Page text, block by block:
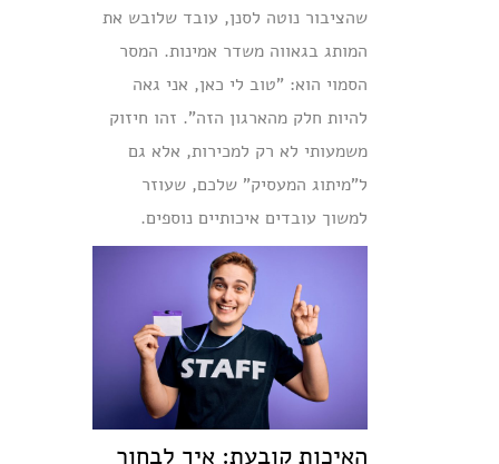
שהציבור נוטה לסנן, עובד שלובש את
המותג בגאווה משדר אמינות. המסר
הסמוי הוא: "טוב לי כאן, אני גאה
להיות חלק מהארגון הזה". זהו חיזוק
משמעותי לא רק למכירות, אלא גם
ל"מיתוג המעסיק" שלכם, שעוזר
למשוך עובדים איכותיים נוספים.
האיכות קובעת: איך לבחור